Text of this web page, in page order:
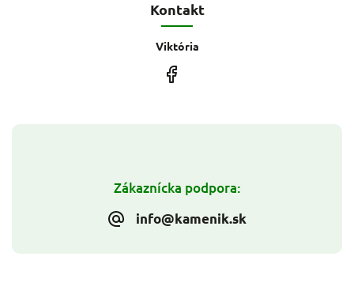
Zákaznícka podpora:
info@kamenik.sk
Kontakt
Viktória